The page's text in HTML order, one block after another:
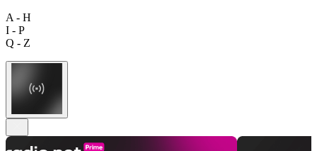
A - H
I - P
Q - Z